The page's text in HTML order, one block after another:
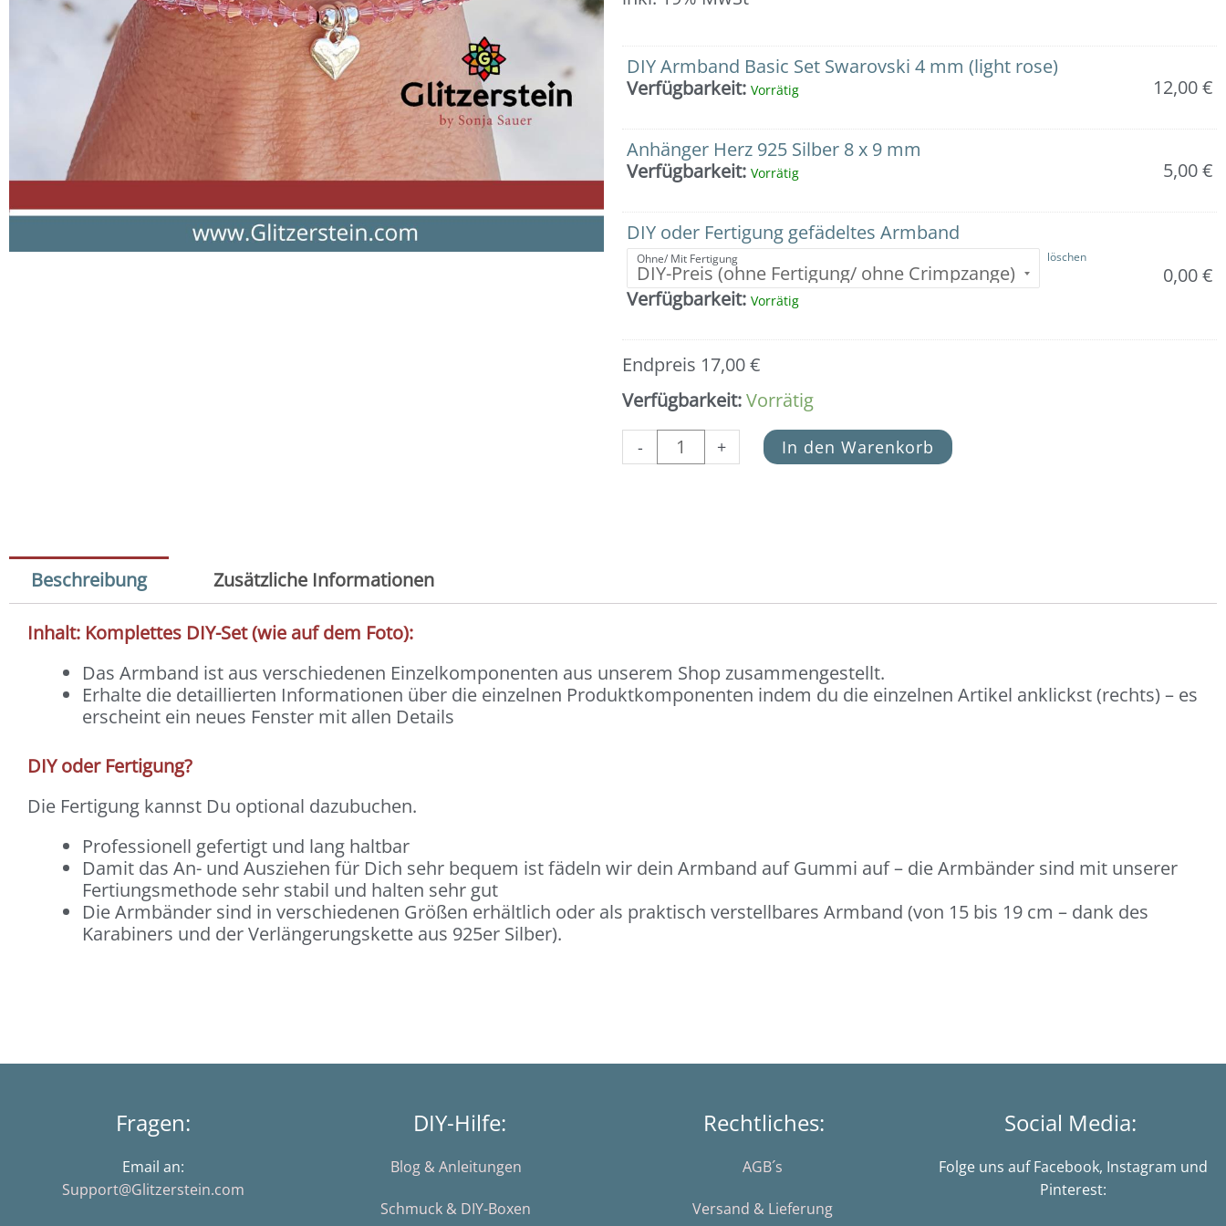
DIY Armband Basic Set Swarovski 4 mm (light rose)
Verfügbarkeit: Vorrätig 12,00€
Anhänger Herz 925 Silber 8 x 9 mm
Verfügbarkeit: Vorrätig 5,00€
DIY oder Fertigung gefädeltes Armband
Ohne/ Mit Fertigung löschen
Verfügbarkeit: Vorrätig
0,00€
Endpreis 17,00€
Verfügbarkeit:Vorrätig
-
Armband:
Swarovski
plus
Anhänger
Menge
+ In den Warenkorb
Beschreibung Zusätzliche Informationen
Inhalt: Komplettes DIY-Set (wie auf dem Foto):
Das Armband ist aus verschiedenen Einzelkomponenten aus unserem Shop zusammengestellt.
Erhalte die detaillierten Informationen über die einzelnen Produktkomponenten indem du die einzelnen Artikel anklickst (rechts) – es
erscheint ein neues Fenster mit allen Details
DIY oder Fertigung?
Die Fertigung kannst Du optional dazubuchen.
Professionell gefertigt und lang haltbar
Damit das An- und Ausziehen für Dich sehr bequem ist fädeln wir dein Armband auf Gummi auf – die Armbänder sind mit unserer
Fertiungsmethode sehr stabil und halten sehr gut
Die Armbänder sind in verschiedenen Größen erhältlich oder als praktisch verstellbares Armband (von 15 bis 19 cm – dank des
Karabiners und der Verlängerungskette aus 925er Silber).
Fragen:
Email an:
Support@Glitzerstein.com
DIY-Hilfe:
Blog & Anleitungen
Schmuck & DIY-Boxen
Rechtliches:
AGB´s
Versand & Lieferung
Social Media:
Folge uns auf Facebook, Instagram und
Pinterest: